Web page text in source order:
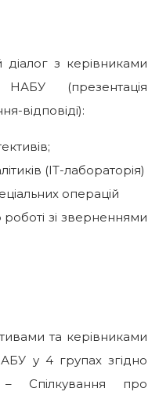
з керівниками
НАБУ (презентація
відповіді):
(IT-лабораторія)
операцій
зі зверненнями
та керівниками
у 4 групах згідно
– Спілкування про